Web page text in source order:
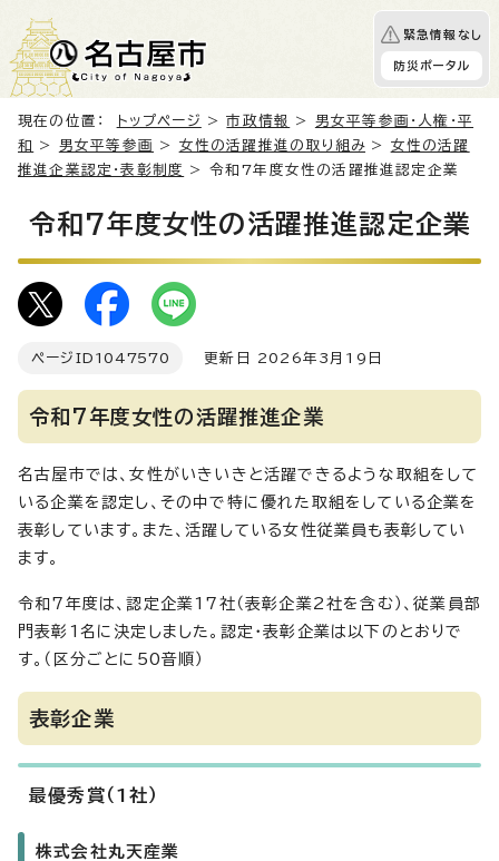
緊急情報なし
防災ポータル
現在の位置： トップページ >市政情報 > 男女平等参画・人権・平
和
> 男女平等参画 > 女性の活躍推進の取り組み > 女性の活躍
推進企業認定・表彰制度
> 令和7年度女性の活躍推進認定企業
令和7年度女性の活躍推進認定企業
ページID 1047570 更新日 2026年3月19日
令和7年度女性の活躍推進企業
名古屋市では、女性がいきいきと活躍できるような取組をして
いる企業を認定し、その中で特に優れた取組をしている企業を
表彰しています。また、活躍している女性従業員も表彰してい
ます。
令和7年度は、認定企業17社（表彰企業2社を含む）、従業員部
門表彰1名に決定しました。認定・表彰企業は以下のとおりで
す。（区分ごとに50音順）
表彰企業
最優秀賞（1社）
株式会社丸天産業